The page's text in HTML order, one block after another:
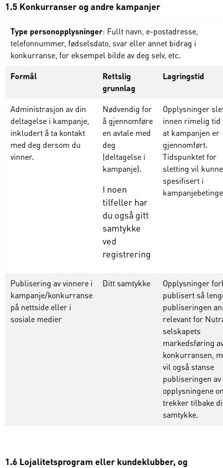
1.5 Konkurranser og andre kampanjer
Type personopplysninger: Fullt navn, e-postadresse,
telefonnummer, fødselsdato, svar eller annet bidrag i
konkurranse, for eksempel bilde av deg selv, etc.
Formål
Rettslig
grunnlag
Lagringstid
Administrasjon av din
deltagelse i kampanje,
inkludert å ta kontakt
med deg dersom du
vinner.
Nødvendig for
å gjennomføre
en avtale med
deg
(deltagelse i
kampanje).
I noen
tilfeller har
du også gitt
samtykke
ved
registrering
Opplysninger
innen rimelig tid
at kampanjen er
gjennomført.
Tidspunktet for
sletting vil
spesifisert i
Publisering av vinnere i
kampanje/konkurranse
på nettside eller i
sosiale medier
Ditt samtykke
Opplysninger
publisert så
publiseringen
relevant for
selskapets
markedsføring
konkurransen,
vil også stanse
publiseringen av
opplysningene
trekker tilbake
samtykke.
1.6 Lojalitetsprogram eller kundeklubber, og